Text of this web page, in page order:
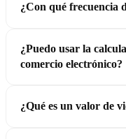
¿Con qué frecuencia
¿Puedo usar la
comercio electrónico?
¿Qué es un valor de